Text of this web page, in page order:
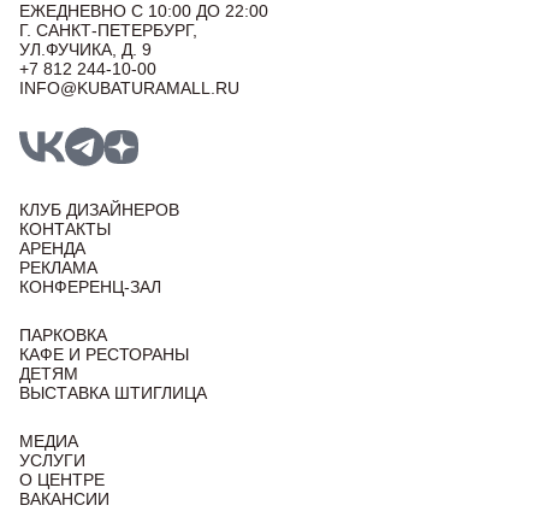
ЕЖЕДНЕВНО С 10:00 ДО 22:00
Г. САНКТ-ПЕТЕРБУРГ,
УЛ.ФУЧИКА, Д. 9
+7 812 244-10-00
INFO@KUBATURAMALL.RU
КЛУБ ДИЗАЙНЕРОВ
КОНТАКТЫ
АРЕНДА
РЕКЛАМА
КОНФЕРЕНЦ-ЗАЛ
ПАРКОВКА
КАФЕ И РЕСТОРАНЫ
ДЕТЯМ
ВЫСТАВКА ШТИГЛИЦА
МЕДИА
УСЛУГИ
О ЦЕНТРЕ
ВАКАНСИИ